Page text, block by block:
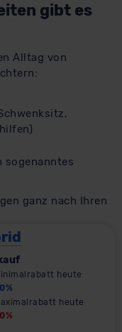
gibt es
Alltag von
sogenanntes
ganz nach Ihren
heute
%
heute
%